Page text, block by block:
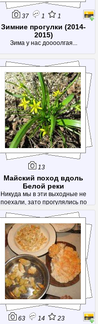
37 1 1
Зимние прогулки (2014-
2015)
Зима у нас доооолгая...
13
Майский поход вдоль
Белой реки
Никуда мы в эти выходные не
поехали, зато прогулялись по
городу
63 14 23